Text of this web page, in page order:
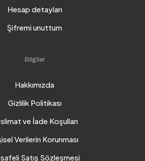
Hesap detayları
Şifremi unuttum
Bilgiler
Hakkımızda
Gizlilik Politikası
ve İade Koşulları
Verilerin Korunması
Satış Sözleşmesi